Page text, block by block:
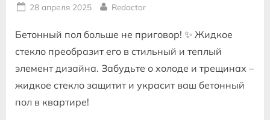
Posted
28 апреля 2025 By
Redactor
Бетонный пол больше не приговор! ✨ Жидкое
стекло преобразит его в стильный и теплый
элемент дизайна. Забудьте о холоде и трещинах –
жидкое стекло защитит и украсит ваш бетонный
пол в квартире!